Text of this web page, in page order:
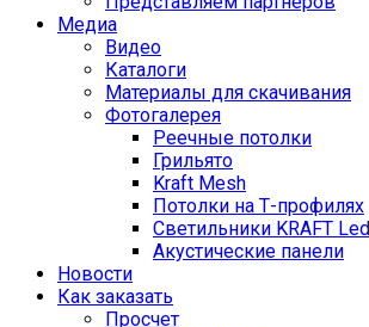
Медиа
Видео
Каталоги
Материалы для скачивания
Фотогалерея
Реечные потолки
Грильято
Kraft Mesh
Потолки на Т-профилях
Свeтильники KRAFT Led
Акустические панели
Новости
Как заказать
Просчет